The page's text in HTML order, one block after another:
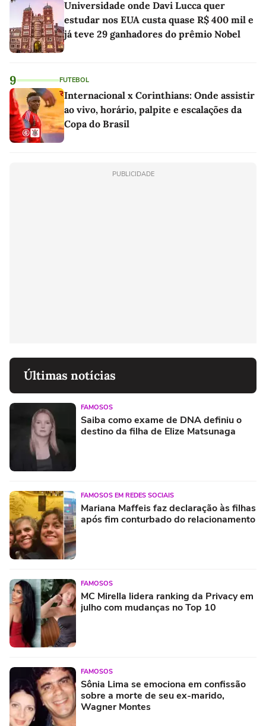
Universidade onde Davi Lucca quer
estudar nos EUA custa quase R$ 400 mil e
já teve 29 ganhadores do prêmio Nobel
9 FUTEBOL
Internacional x Corinthians: Onde assistir
ao vivo, horário, palpite e escalações da
Copa do Brasil
PUBLICIDADE
Últimas notícias
FAMOSOS
Saiba como exame de DNA definiu o
destino da filha de Elize Matsunaga
FAMOSOS EM REDES SOCIAIS
Mariana Maffeis faz declaração às filhas
após fim conturbado do relacionamento
FAMOSOS
MC Mirella lidera ranking da Privacy em
julho com mudanças no Top 10
FAMOSOS
Sônia Lima se emociona em confissão
sobre a morte de seu ex-marido,
Wagner Montes